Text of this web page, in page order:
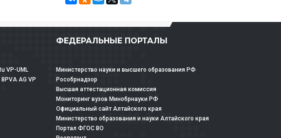
VP-UML
BPVA AG VP
ФЕДЕРАЛЬНЫЕ ПОРТАЛЫ
Министерство науки и высшего образования РФ
Рособрнадзор
Высшая аттестационная комиссия
Мониторинг вузов Минобрнауки РФ
Официальный сайт Алтайского края
Министерство образования и науки Алтайского края
Портал ФГОС ВО